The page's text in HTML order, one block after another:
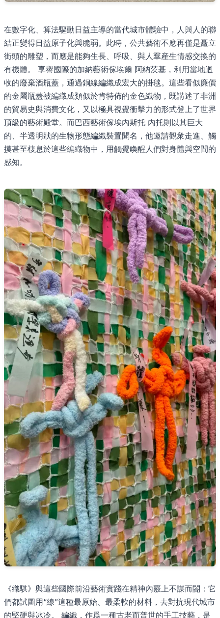
在數字化、算法驅動日益主導的當代城市體驗中，人與人的聯
結正變得日益原子化與脆弱。此時，公共藝術不應再僅是矗立
街頭的雕塑，而應是能夠生長、呼吸、與人羣産生情感交換的
有機體。 享譽國際的加納藝術傢埃爾 阿納茨基，利用當地迴
收的廢棄酒瓶蓋，通過銅線編織成宏大的掛毯。這些看似廉價
的金屬瓶蓋被編織成類似於肯特佈的金色織物，既講述了非洲
的貿易史與消費文化，又以極具視覺衝擊力的形式登上了世界
頂級的藝術殿堂。而巴西藝術傢埃內斯托 內托則以其巨大
的、半透明狀的生物形態編織裝置聞名，他邀請觀衆走進、觸
摸甚至棲息於這些編織物中，用觸覺喚醒人們對身體與空間的
感知。
《織騏》與這些國際前沿藝術實踐在精神內覈上不謀而閤：它
們都試圖用“線”這種最原始、最柔軟的材料，去對抗現代城市
的堅硬與冰冷。 編織，作爲一種古老而普世的手工技藝，是